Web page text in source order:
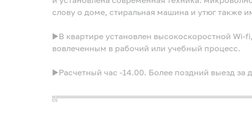
слову о доме, стиральная машина и утюг также
▶️В квартире установлен высокоскоростной Wi-
вовлеченным в рабочий или учебный процесс.
▶️Расчетный час -14.00. Более поздний выезд за